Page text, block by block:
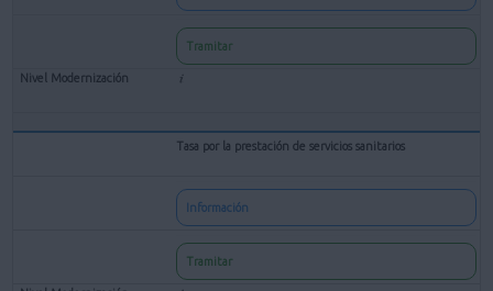
Tramitar
Tasa por la prestación de servicios sanitarios
Información
Tramitar